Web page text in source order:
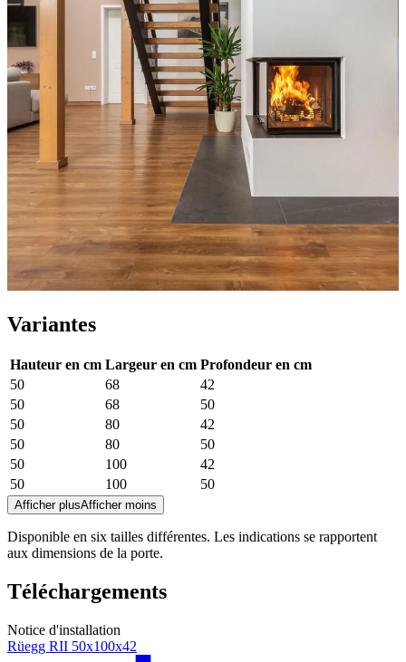
Variantes
Hauteur en cm Largeur en cm Profondeur en cm
50
68
42
50
68
50
50
80
42
50
80
50
50
100
42
50
100 50
Afficher plusAfficher moins
Disponible en six tailles différentes. Les indications se rapportent
aux dimensions de la porte.
Téléchargements
Notice d'installation
Rüegg RII 50x100x42